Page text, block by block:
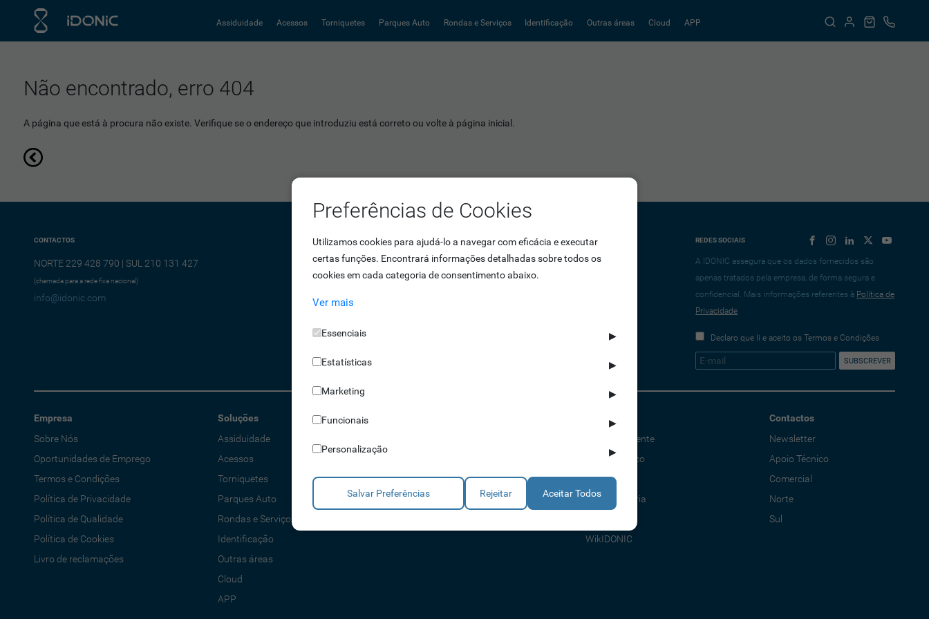
Assiduidade Acessos Torniquetes Parques Auto Rondas e Serviços Identificação Outras áreas Cloud APP
Não encontrado, erro 404
A página que está à procura não existe. Verifique se o endereço que introduziu está correto ou volte à página inicial.
CONTACTOS
NORTE 229 428 790 | SUL 210 131 427
(chamada para a rede fixa nacional)
info@idonic.com
REDES SOCIAIS
A IDONIC assegura que os dados fornecidos são
apenas tratados pela empresa, de forma segura e
confidencial. Mais informações referentes à Política de
Privacidade
Declaro que li e aceito os Termos e Condições
Empresa
Sobre Nós
Oportunidades de Emprego
Termos e Condições
Política de Privacidade
Política de Qualidade
Política de Cookies
Livro de reclamações
Soluções
Assiduidade
Acessos
Torniquetes
Parques Auto
Rondas e Serviços
Identificação
Outras áreas
Cloud
APP
Integradores
Ajuda
Apoio ao Cliente
Apoio Técnico
Comercial
Consultadoria
WikIDONIC
Contactos
Newsletter
Apoio Técnico
Comercial
Norte
Sul
Preferências de Cookies
Utilizamos cookies para ajudá-lo a navegar com eficácia e executar
certas funções. Encontrará informações detalhadas sobre todos os
cookies em cada categoria de consentimento abaixo.
Ver mais
Essenciais ▶
Estatísticas ▶
Marketing ▶
Funcionais ▶
Personalização ▶
Salvar Preferências Rejeitar Aceitar Todos